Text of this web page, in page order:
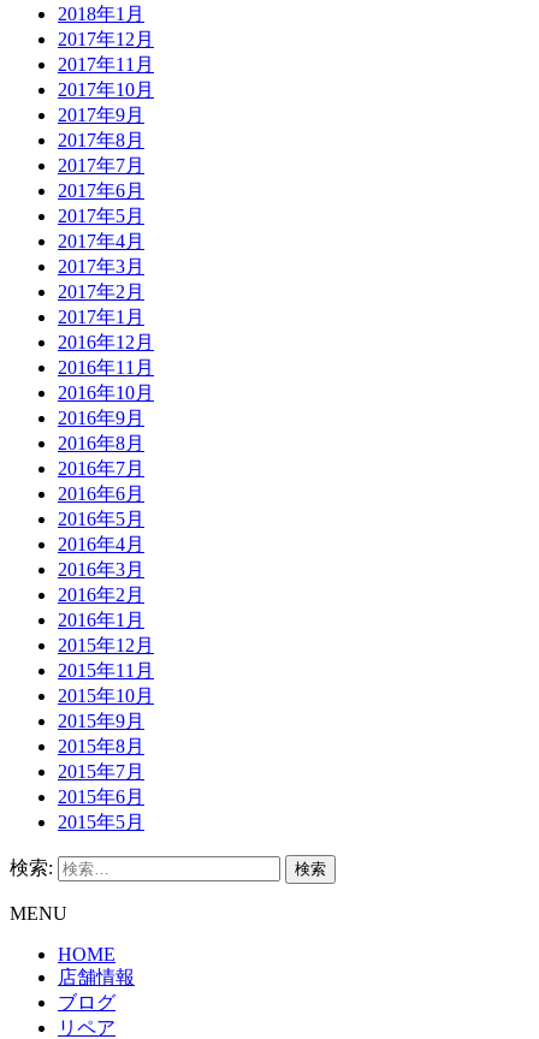
2018年1月
2017年12月
2017年11月
2017年10月
2017年9月
2017年8月
2017年7月
2017年6月
2017年5月
2017年4月
2017年3月
2017年2月
2017年1月
2016年12月
2016年11月
2016年10月
2016年9月
2016年8月
2016年7月
2016年6月
2016年5月
2016年4月
2016年3月
2016年2月
2016年1月
2015年12月
2015年11月
2015年10月
2015年9月
2015年8月
2015年7月
2015年6月
2015年5月
検索:
MENU
HOME
店舗情報
ブログ
リペア